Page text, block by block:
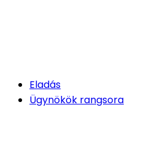
Eladás
Ügynökök rangsora